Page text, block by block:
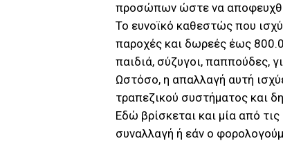
προσώπων ώστε να
Το ευνοϊκό καθεστώς που
παροχές και δωρεές έως
παιδιά, σύζυγοι, παππούδες,
Ωστόσο, η απαλλαγή αυτή
τραπεζικού συστήματος και
Εδώ βρίσκεται και μία από
συναλλαγή ή εάν ο